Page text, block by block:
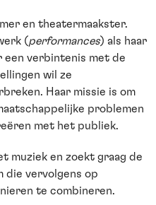
en theatermaakster.
(performances) als haar
verbintenis met de
wil ze
Haar missie is om
problemen
met het publiek.
muziek en zoekt graag de
die vervolgens op
te combineren.